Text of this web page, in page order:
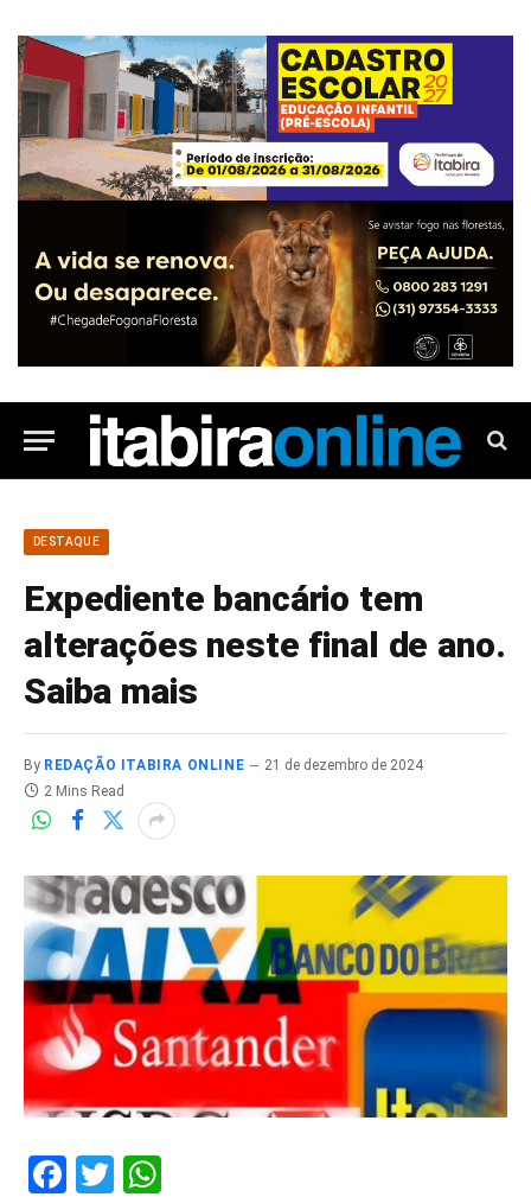
DESTAQUE
Expediente bancário tem
alterações neste final de ano.
Saiba mais
By REDAÇÃO ITABIRA ONLINE
21 de dezembro de 2024
2 Mins Read
Facebook
Twitter